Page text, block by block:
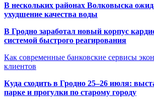
В нескольких районах Волковыска
ухудшение качества воды
В Гродно заработал новый корпус
системой быстрого реагирования
Как современные банковские сервисы
клиентов
Куда сходить в Гродно 25–26 июля:
парке и прогулки по старому городу